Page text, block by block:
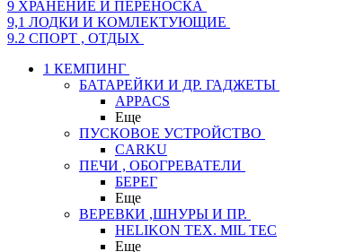
9 ХРАНЕНИЕ И ПЕРЕНОСКА
9,1 ЛОДКИ И КОМЛЕКТУЮЩИЕ
9.2 СПОРТ , ОТДЫХ
1 КЕМПИНГ
БАТАРЕЙКИ И ДР. ГАДЖЕТЫ
APPACS
Еще
ПУСКОВОЕ УСТРОЙСТВО
CARKU
ПЕЧИ , ОБОГРЕВАТЕЛИ
БЕРЕГ
Еще
ВЕРЕВКИ ,ШНУРЫ И ПР.
HELIKON TEX. MIL TEC
Еще